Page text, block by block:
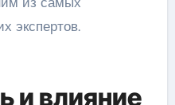
экспертов.
и влияние